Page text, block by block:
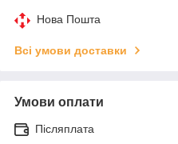
Нова Пошта
Всі умови доставки
Умови оплати
Післяплата